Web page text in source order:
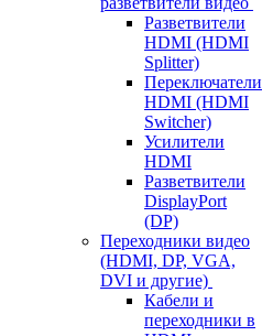
Разветвители
HDMI (HDMI
Splitter)
Переключатели
HDMI (HDMI
Switcher)
Усилители
HDMI
Разветвители
DisplayPort
(DP)
Переходники видео
(HDMI, DP, VGA,
DVI и другие)
Кабели и
переходники в